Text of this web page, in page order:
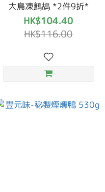
大鳥凍鷓鴣 *2件9折*
HK$104.40
HK$116.00